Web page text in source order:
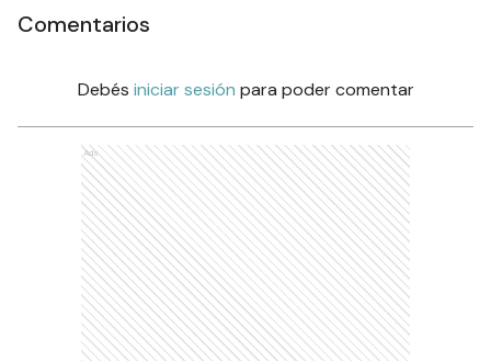
Comentarios
Debés iniciar sesión para poder comentar
Ads